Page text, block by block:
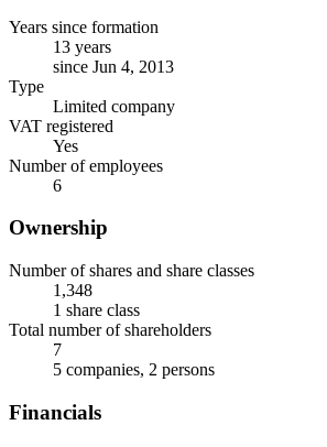
Years since formation
13 years
since Jun 4, 2013
Type
Limited company
VAT registered
Yes
Number of employees
6
Ownership
Number of shares and share classes
1,348
1 share class
Total number of shareholders
7
5 companies, 2 persons
Financials